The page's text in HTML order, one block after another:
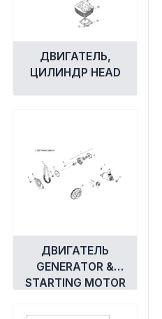
ДВИГАТЕЛЬ,
ЦИЛИНДР HEAD
ДВИГАТЕЛЬ
GENERATOR &
STARTING MOTOR